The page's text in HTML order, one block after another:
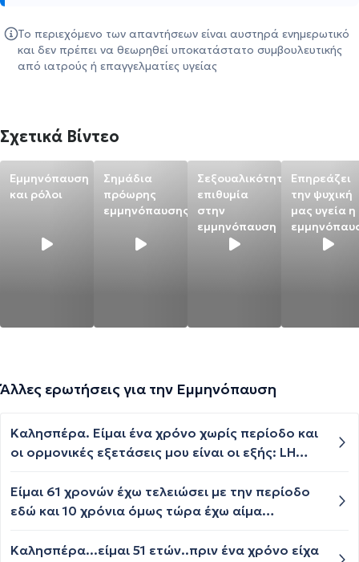
Το περιεχόμενο των απαντήσεων είναι αυστηρά ενημερωτικό
και δεν πρέπει να θεωρηθεί υποκατάστατο συμβουλευτικής
από ιατρούς ή επαγγελματίες υγείας
Σχετικά Βίντεο
Εμμηνόπαυση
και ρόλοι
Σημάδια
πρόωρης
εμμηνόπαυσης
Σεξουαλικότητα
επιθυμία
στην
εμμηνόπαυση
Επηρεάζει
την ψυχική
μας υγεία η
Άλλες ερωτήσεις για την Εμμηνόπαυση
Καλησπέρα. Είμαι ένα χρόνο χωρίς περίοδο και
οι ορμονικές εξετάσεις μου είναι οι εξής: LH
ήθελα να ρωτήσω είμαι στην εμμηνόπαυση;
Είμαι 61 χρονών έχω τελειώσει με την περίοδο
εδώ και 10 χρόνια όμως τώρα έχω αίμα
Καλησπέρα...είμαι 51 ετών..πριν ένα χρόνο είχα